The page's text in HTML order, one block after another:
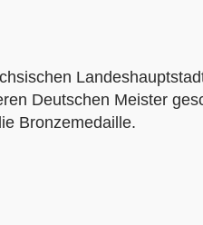
Deutschen Meister
Bronzemedaille.